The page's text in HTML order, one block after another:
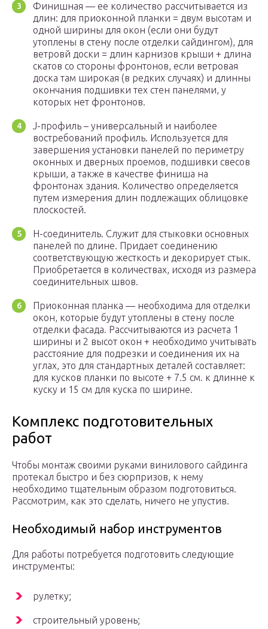
Финишная — ее количество рассчитывается из
длин: для приоконной планки = двум высотам и
одной ширины для окон (если они будут
утоплены в стену после отделки сайдингом), для
ветровй доски = длин карнизов крыши + длина
скатов со стороны фронтонов, если ветровая
доска там широкая (в редких случаях) и длинны
окончания подшивки тех стен панелями, у
которых нет фронтонов.
J-профиль – универсальный и наиболее
востребований профиль. Используется для
завершения установки панелей по периметру
оконных и дверных проемов, подшивки свесов
крыши, а также в качестве финиша на
фронтонах здания. Количество определяется
путем измерения длин подлежащих облицовке
плоскостей.
Н-соединитель. Служит для стыковки основных
панелей по длине. Придает соединению
соответствующую жесткость и декорирует стык.
Приобретается в количествах, исходя из размера
соединительных швов.
Приоконная планка — необходима для отделки
окон, которые будут утоплены в стену после
отделки фасада. Рассчитываются из расчета 1
ширины и 2 высот окон + необходимо учитывать
расстояние для подрезки и соединения их на
углах, это для стандартных деталей составляет:
для кусков планки по высоте + 7.5 см. к длинне к
куску и 15 см для куска по ширине.
Комплекс подготовительных
работ
Чтобы монтаж своими руками винилового сайдинга
протекал быстро и без сюрпризов, к нему
необходимо тщательным образом подготовиться.
Рассмотрим, как это сделать, ничего не упустив.
Необходимый набор инструментов
Для работы потребуется подготовить следующие
инструменты:
рулетку;
строительный уровень;